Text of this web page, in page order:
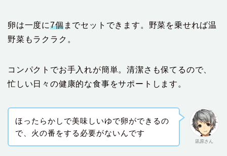
卵は一度に7個までセットできます。野菜を乗せれば温
野菜もラクラク。
コンパクトでお手入れが簡単。清潔さも保てるので、
忙しい日々の健康的な食事をサポートします。
凪原さん
ほったらかしで美味しいゆで卵ができるの
で、火の番をする必要がないんです